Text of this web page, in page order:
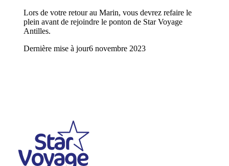
Lors de votre retour au Marin, vous devrez refaire le
plein avant de rejoindre le ponton de Star Voyage
Antilles.
Dernière mise à jour6 novembre 2023